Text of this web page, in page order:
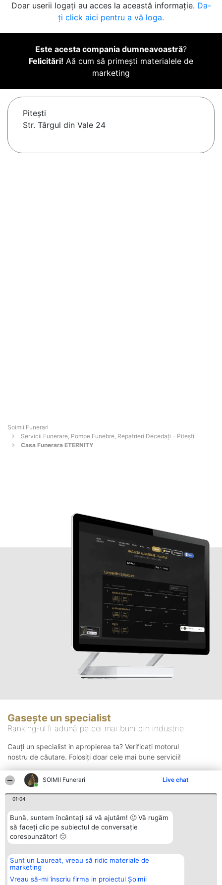
SOIMII Funerari Live chat
01:04
Bună, suntem încântați să vă ajutăm! 🙂 Vă rugăm
să faceți clic pe subiectul de conversație
corespunzător! 🙂
Sunt un Laureat, vreau să ridic materiale de
marketing
Vreau să-mi înscriu firma in proiectul Șoimii
Doar userii logați au acces la această informație. Da-
ți click aici pentru a vă loga.
Este acesta compania dumneavoastră?
Felicitări! Aă cum să primești materialele de
marketing
Piteşti
Str. Târgul din Vale 24
Soimii Funerari
Servicii Funerare, Pompe Funebre, Repatrieri Decedați - Piteşti
Casa Funerara ETERNITY
Gasește un specialist
Ranking-ul îi adună pe cei mai buni din industrie
Cauți un specialist in apropierea ta? Verificați motorul
nostru de căutare. Folosiți doar cele mai bune servicii!
Organizator Ranking
BRIGHT SOLUTIONS BR SRL
Aleea Timisul De Sus 2 Bl. A30
Sc. A Et. 4 Ap. 13 Cod 061952
Plebiscyt
Lista Tuturor
Laureaților
Contact